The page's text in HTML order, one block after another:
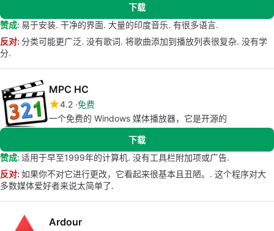
下载
赞成: 易于安装. 干净的界面. 大量的印度音乐. 有很多语言.
反对: 分类可能更广泛. 没有歌词. 将歌曲添加到播放列表很复杂. 没有学
分.
MPC HC
4.2 免费
一个免费的 Windows 媒体播放器，它是开源的
下载
赞成: 适用于早至1999年的计算机. 没有工具栏附加项或广告.
反对: 如果你不对它进行更改，它看起来很基本且丑陋。. 这个程序对大
多数媒体爱好者来说太简单了.
Ardour